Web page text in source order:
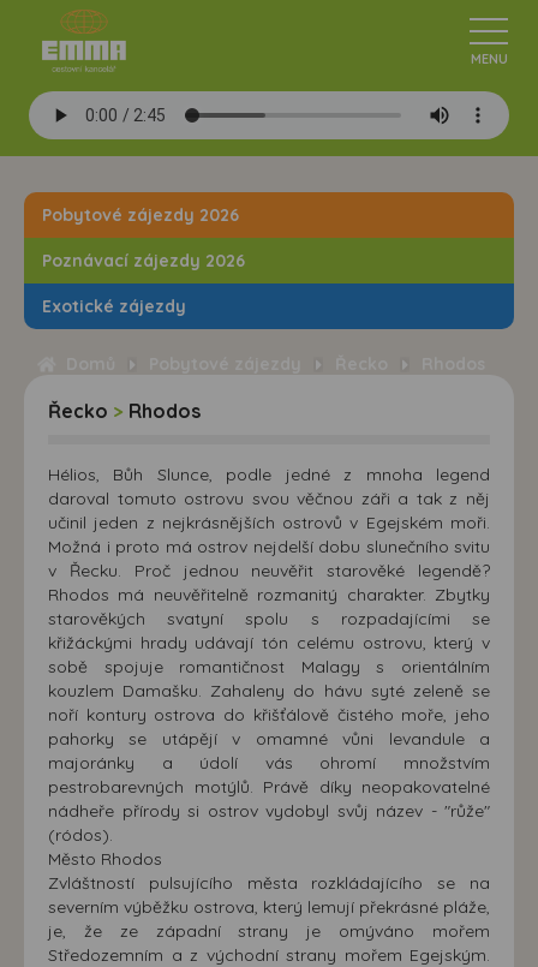
Pobytové zájezdy 2026
Poznávací zájezdy 2026
Exotické zájezdy
Řecko > Rhodos
Hélios, Bůh Slunce, podle jedné z mnoha legend
daroval tomuto ostrovu svou věčnou záři a tak z něj
učinil jeden z nejkrásnějších ostrovů v Egejském moři.
Možná i proto má ostrov nejdelší dobu slunečního svitu
v Řecku. Proč jednou neuvěřit starověké legendě?
Rhodos má neuvěřitelně rozmanitý charakter. Zbytky
starověkých svatyní spolu s rozpadajícími se
křižáckými hrady udávají tón celému ostrovu, který v
sobě spojuje romantičnost Malagy s orientálním
kouzlem Damašku. Zahaleny do hávu syté zeleně se
noří kontury ostrova do křišťálově čistého moře, jeho
pahorky se utápějí v omamné vůni levandule a
majoránky a údolí vás ohromí množstvím
pestrobarevných motýlů. Právě díky neopakovatelné
nádheře přírody si ostrov vydobyl svůj název - "růže"
(ródos).
Město Rhodos
Zvláštností pulsujícího města rozkládajícího se na
severním výběžku ostrova, který lemují překrásné pláže,
je, že ze západní strany je omýváno mořem
Středozemním a z východní strany mořem Egejským.